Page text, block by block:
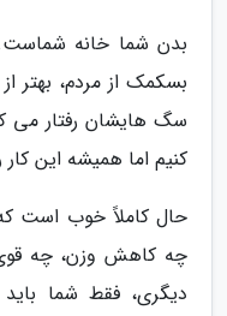
بدن شما خانه
بسکمک از مردم، بهتر
سگ هایشان رفتار می
کنیم اما همیشه این
حال کاملاً خوب است
چه کاهش وزن، چه
دیگری، فقط شما